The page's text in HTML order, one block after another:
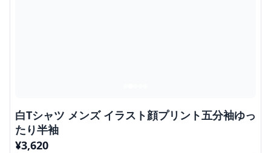
白Tシャツ メンズ イラスト顔プリント五分袖ゆっ
たり半袖
¥3,620